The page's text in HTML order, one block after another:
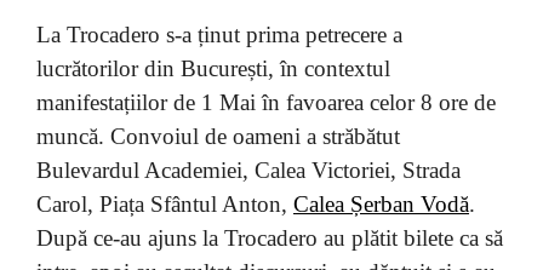
La Trocadero s-a ținut prima petrecere a
lucrătorilor din București, în contextul
manifestațiilor de 1 Mai în favoarea celor 8 ore de
muncă. Convoiul de oameni a străbătut
Bulevardul Academiei, Calea Victoriei, Strada
Carol, Piața Sfântul Anton, Calea Șerban Vodă.
După ce-au ajuns la Trocadero au plătit bilete ca să